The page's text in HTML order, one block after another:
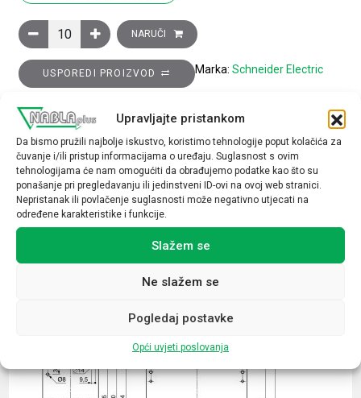
Upravljajte pristankom
Da bismo pružili najbolje iskustvo, koristimo tehnologije poput kolačića za
čuvanje i/ili pristup informacijama o uređaju. Suglasnost s ovim
tehnologijama će nam omogućiti da obrađujemo podatke kao što su
ponašanje pri pregledavanju ili jedinstveni ID-ovi na ovoj web stranici.
Nepristanak ili povlačenje suglasnosti može negativno utjecati na
određene karakteristike i funkcije.
Slažem se
Ne slažem se
Pogledaj postavke
Opći uvjeti poslovanja
Signalna žaruljica, okrugla, crvena, fi: 22, ugrađeni
NARUČI
USPOREDI PROIZVOD Marka: Schneider Electric
TEHNIČKE SPECIFIKACIJE
Povezani proizvodi